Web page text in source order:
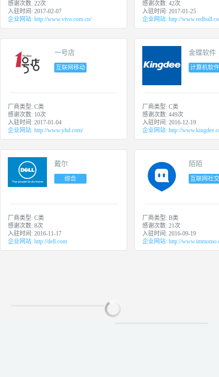
感谢次数: 22次
入驻时间: 2017-02-07
企业网站: http://www.vivo.com.cn/
感谢次数: 42次
入驻时间: 2017-01-25
企业网站: http://
一号店
互联网移动
厂商类型: C类
感谢次数: 10次
入驻时间: 2017-01-04
企业网站: http://www.yhd.com/
金蝶软件
计算机软件
厂商类型: C类
感谢次数: 449次
入驻时间: 2016-12-19
企业网站: http://
戴尔
综合
厂商类型: C类
感谢次数: 8次
入驻时间: 2016-11-17
企业网站: http://dell.com
陌陌
互联网社交
厂商类型: B类
感谢次数: 21次
入驻时间: 2016-09-19
企业网站: http://